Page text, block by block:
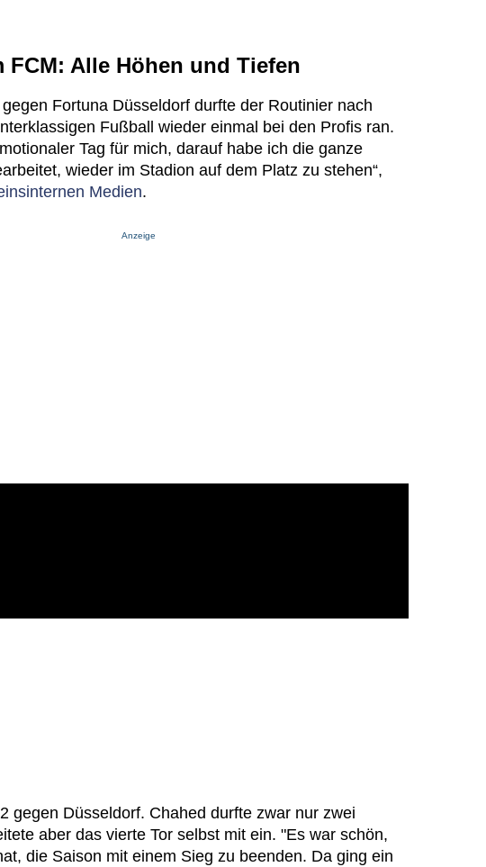
FCM: Alle Höhen und Tiefen
Fortuna Düsseldorf durfte der Routinier nach
Fußball wieder einmal bei den Profis ran.
Tag für mich, darauf habe ich die ganze
wieder im Stadion auf dem Platz zu stehen“,
Medien.
Anzeige
gegen Düsseldorf. Chahed durfte zwar nur zwei
aber das vierte Tor selbst mit ein. "Es war schön,
die Saison mit einem Sieg zu beenden. Da ging ein